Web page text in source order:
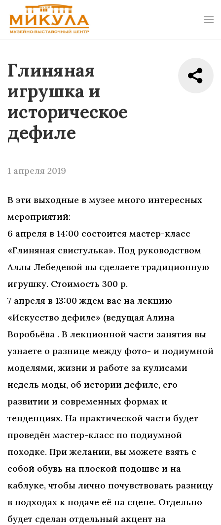
Глиняная
игрушка и
историческое
дефиле
1 апреля 2019
В эти выходные в музее много интересных
мероприятий:
6 апреля в 14:00 состоится мастер-класс
«Глиняная свистулька». Под руководством
Аллы Лебедевой вы сделаете традиционную
игрушку. Стоимость 300 р.
7 апреля в 13:00 ждем вас на лекцию
«Искусство дефиле» (ведущая Алина
Воробьёва . В лекционной части занятия вы
узнаете о разнице между фото- и подиумной
моделями, жизни и работе за кулисами
недель моды, об истории дефиле, его
развитии и современных формах и
тенденциях. На практической части будет
проведён мастер-класс по подиумной
походке. При желании, вы можете взять с
собой обувь на плоской подошве и на
каблуке, чтобы лично почувствовать разницу
в подходах к подаче её на сцене. Отдельно
будет сделан отдельный акцент на